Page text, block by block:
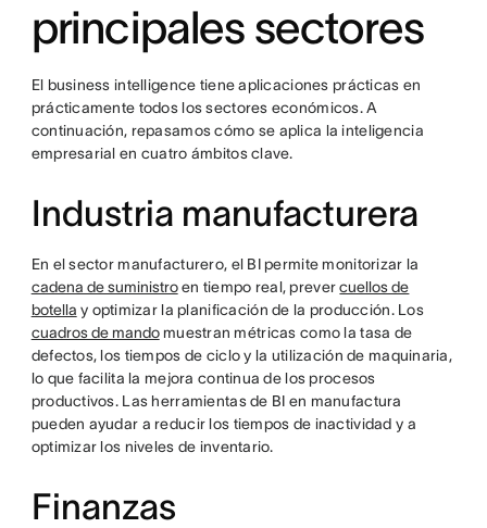
principales sectores
El business intelligence tiene aplicaciones prácticas en
prácticamente todos los sectores económicos. A
continuación, repasamos cómo se aplica la inteligencia
empresarial en cuatro ámbitos clave.
Industria manufacturera
En el sector manufacturero, el BI permite monitorizar la
cadena de suministroen tiempo real, prevercuellos de
botella y optimizar la planificación de la producción. Los
cuadros de mandomuestran métricas como la tasa de
defectos, los tiempos de ciclo y la utilización de maquinaria,
lo que facilita la mejora continua de los procesos
productivos. Las herramientas de BI en manufactura
pueden ayudar a reducir los tiempos de inactividad y a
optimizar los niveles de inventario.
Finanzas